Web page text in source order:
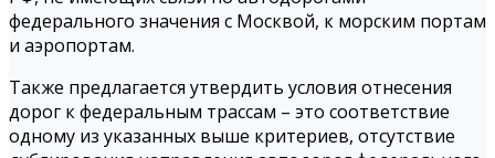
федерального значения с Москвой, к морским портам
и аэропортам.
Также предлагается утвердить условия отнесения
дорог к федеральным трассам – это соответствие
одному из указанных выше критериев, отсутствие